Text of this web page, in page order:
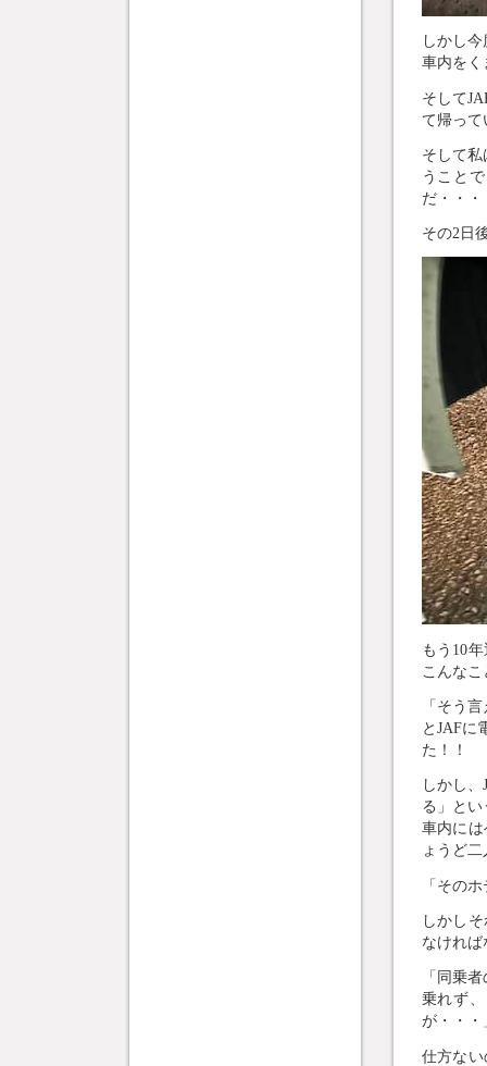
しかし
車内をく
そして
て帰っ
そして
うこと
だ・・・
その2日
もう10
こんな
「そう
とJAFに
た！！
しかし
る」と
車内に
ょうど
「その
しかし
なければ
「同乗
乗れず
が・・・
仕方な